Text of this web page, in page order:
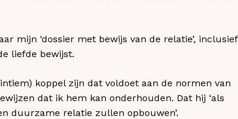
mijn ‘dossier met bewijs van de relatie’, inclusief
liefde bewijst.
koppel zijn dat voldoet aan de normen van
dat ik hem kan onderhouden. Dat hij ‘als
duurzame relatie zullen opbouwen’.